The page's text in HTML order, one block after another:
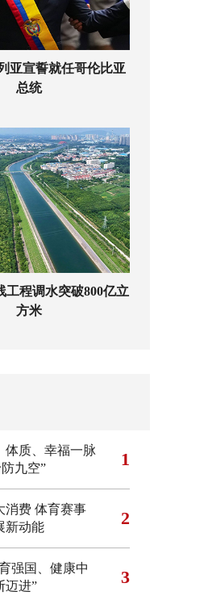
亚宣誓就任哥伦比亚
总统
工程调水突破800亿立
方米
体质、幸福一脉
九空” 1
消费 体育赛事
新动能
2
强国、健康中
迈进”
3